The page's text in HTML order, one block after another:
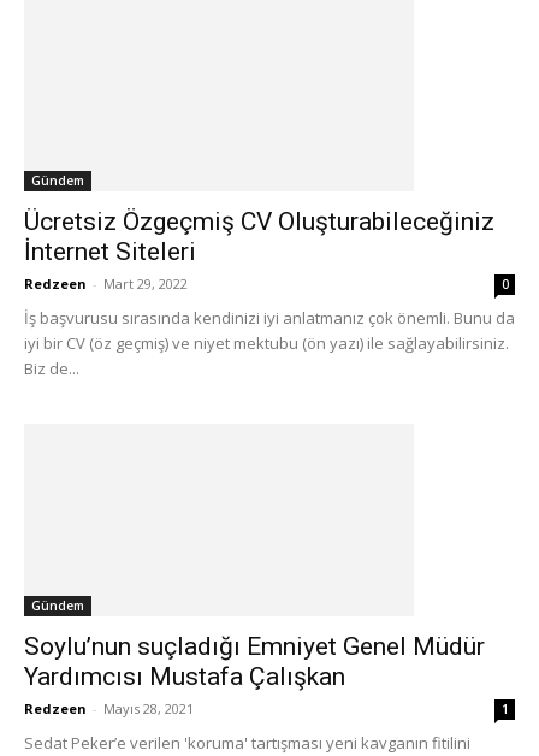
Gündem
Ücretsiz Özgeçmiş CV Oluşturabileceğiniz
İnternet Siteleri
Redzeen - Mart 29, 2022 0
İş başvurusu sırasında kendinizi iyi anlatmanız çok önemli. Bunu da
iyi bir CV (öz geçmiş) ve niyet mektubu (ön yazı) ile sağlayabilirsiniz.
Biz de...
Gündem
Soylu’nun suçladığı Emniyet Genel Müdür
Yardımcısı Mustafa Çalışkan
Redzeen - Mayıs 28, 2021 1
Sedat Peker’e verilen 'koruma' tartışması yeni kavganın fitilini